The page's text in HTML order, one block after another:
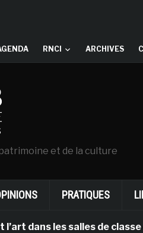
RNCI ARCHIVES
et de la culture
PRATIQUES
les salles de classe des